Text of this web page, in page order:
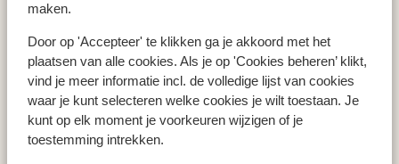
maken.
Door op 'Accepteer' te klikken ga je akkoord met het
plaatsen van alle cookies. Als je op 'Cookies beheren’ klikt,
vind je meer informatie incl. de volledige lijst van cookies
waar je kunt selecteren welke cookies je wilt toestaan. Je
kunt op elk moment je voorkeuren wijzigen of je
toestemming intrekken.
Zomervakantie
Herfstvakantie